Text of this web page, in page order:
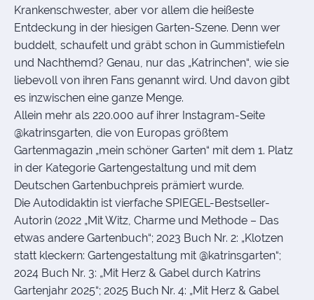
Krankenschwester, aber vor allem die heißeste
Entdeckung in der hiesigen Garten-Szene. Denn wer
buddelt, schaufelt und gräbt schon in Gummistiefeln
und Nachthemd? Genau, nur das „Katrinchen“, wie sie
liebevoll von ihren Fans genannt wird. Und davon gibt
es inzwischen eine ganze Menge.
Allein mehr als 220.000 auf ihrer Instagram-Seite
@katrinsgarten, die von Europas größtem
Gartenmagazin „mein schöner Garten“ mit dem 1. Platz
in der Kategorie Gartengestaltung und mit dem
Deutschen Gartenbuchpreis prämiert wurde.
Die Autodidaktin ist vierfache SPIEGEL-Bestseller-
Autorin (2022 „Mit Witz, Charme und Methode – Das
etwas andere Gartenbuch“; 2023 Buch Nr. 2: „Klotzen
statt kleckern: Gartengestaltung mit @katrinsgarten“;
2024 Buch Nr. 3: „Mit Herz & Gabel durch Katrins
Gartenjahr 2025“; 2025 Buch Nr. 4: „Mit Herz & Gabel